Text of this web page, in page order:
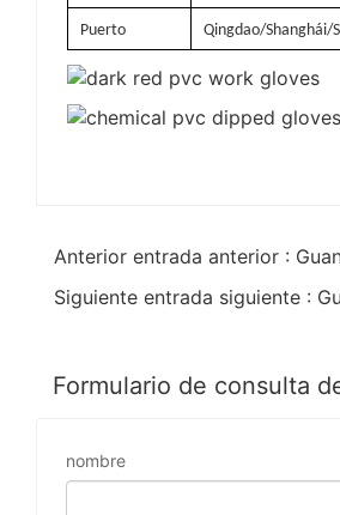
Puerto Qingdao/Shanghái/
Formulario de consulta
nombre